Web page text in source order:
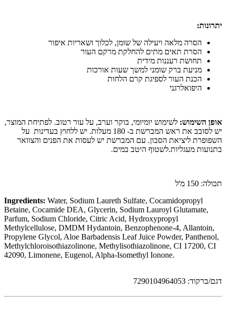
יתרונות:
הסרה מלאה ויעילה של שומן, לכלוך ושאריות איפור
הסרת תאים מתים להחלקת מרקם העור
תחושת רעננות מידית
מניעת ברק שומני למשך שעות אורכות
הכנת העור לספיגת קרם הלחות
היפואלרגני
אופן השימוש: לשימוש יומיומי, בוקר וערב, על עור רטוב. לפתיחת המוצר,
יש לסובב את ראש המברשת ב- 180 מעלות. יש ללחוץ בעדינות על
השפופרת ליציאת הסבון. עם המברשת יש לעסות את הפנים והצוואר
בתנועות מעגליות.לשטוף היטב במים.
תכולה: 150 מ'ל
Ingredients: Water, Sodium Laureth Sulfate, Cocamidopropyl
Betaine, Cocamide DEA, Glycerin, Sodium Lauroyl Glutamate,
Parfum, Sodium Chloride, Citric Acid, Hydroxypropyl
Methylcellulose, DMDM Hydantoin, Benzophenone-4, Allantoin,
Propylene Glycol, Aloe Barbadensis Leaf Juice Powder, Panthenol,
Methylchloroisothiazolinone, Methylisothiazolinone, CI 17200, CI
42090, Limonene, Eugenol, Alpha-Isomethyl Ionone.
דגם/ברקוד: 7290104964053